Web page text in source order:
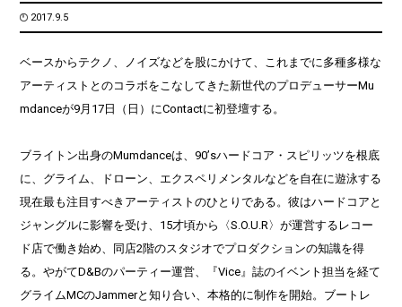
2017.9.5
ベースからテクノ、ノイズなどを股にかけて、これまでに多種多様な
アーティストとのコラボをこなしてきた新世代のプロデューサーMu
mdanceが9月17日（日）にContactに初登壇する。
ブライトン出身のMumdanceは、90’sハードコア・スピリッツを根底
に、グライム、ドローン、エクスペリメンタルなどを自在に遊泳する
現在最も注目すべきアーティストのひとりである。彼はハードコアと
ジャングルに影響を受け、15才頃から〈S.O.U.R〉が運営するレコー
ド店で働き始め、同店2階のスタジオでプロダクションの知識を得
る。やがてD&Bのパーティー運営、『Vice』誌のイベント担当を経て
グライムMCのJammerと知り合い、本格的に制作を開始。ブートレ